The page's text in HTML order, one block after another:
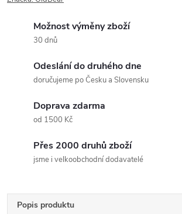
Možnost výměny zboží
30 dnů
Odeslání do druhého dne
doručujeme po Česku a Slovensku
Doprava zdarma
od 1500 Kč
Přes 2000 druhů zboží
jsme i velkoobchodní dodavatelé
Popis produktu